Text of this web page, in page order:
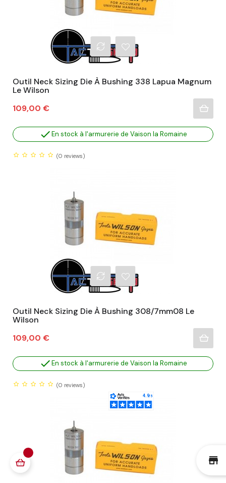
Outil Neck Sizing Die À Bushing 338 Lapua Magnum
Le Wilson
Prix
109,00 €
En stock à l'armurerie de Vaison la Romaine
(0 reviews)
Outil Neck Sizing Die À Bushing 308/7mm08 Le
Wilson
Prix
109,00 €
En stock à l'armurerie de Vaison la Romaine
(0 reviews)